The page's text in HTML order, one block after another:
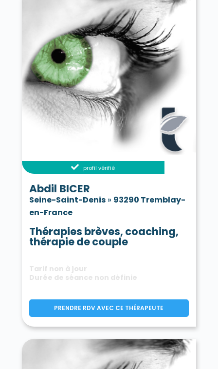
profil vérifié
Abdil BICER
Seine-Saint-Denis» 93290 Tremblay-
en-France
Thérapies brèves, coaching,
thérapie de couple
Tarif non à jour
Durée de séance non définie
PRENDRE RDV AVEC CE THÉRAPEUTE